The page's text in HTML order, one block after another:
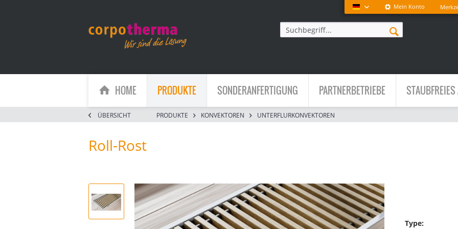
Deutsch Mein Konto
HOME PRODUKTE SONDERANFERTIGUNG PARTNERBETRIEBE STAUBFREIES
ÜBERSICHT PRODUKTE KONVEKTOREN UNTERFLURKONVEKTOREN
Roll-Rost
Type: